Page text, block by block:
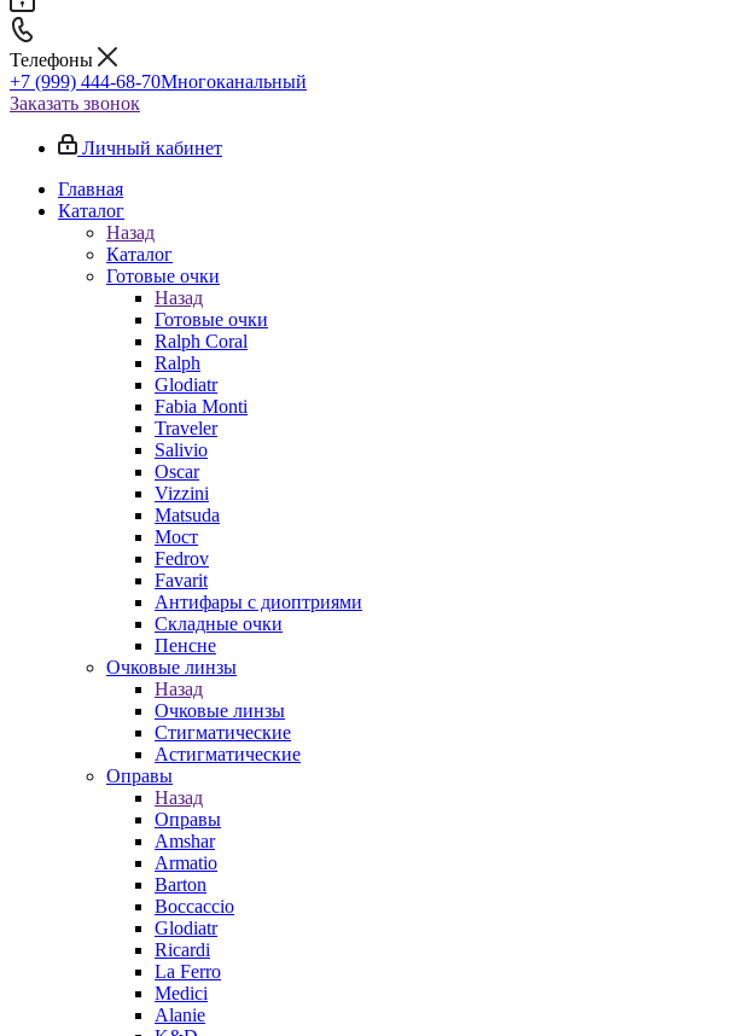
Телефоны
+7 (999) 444-68-70Многоканальный
Заказать звонок
Личный кабинет
Главная
Каталог
Назад
Каталог
Готовые очки
Назад
Готовые очки
Ralph Coral
Ralph
Glodiatr
Fabia Monti
Traveler
Salivio
Oscar
Vizzini
Matsuda
Мост
Fedrov
Favarit
Антифары с диоптриями
Складные очки
Пенсне
Очковые линзы
Назад
Очковые линзы
Стигматические
Астигматические
Оправы
Назад
Оправы
Amshar
Armatio
Barton
Boccaccio
Glodiatr
Ricardi
La Ferro
Medici
Alanie